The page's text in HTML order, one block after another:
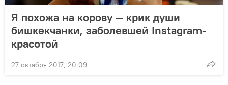
Я похожа на корову — крик души
бишкекчанки, заболевшей Instagram-
красотой
27 октября 2017, 20:09